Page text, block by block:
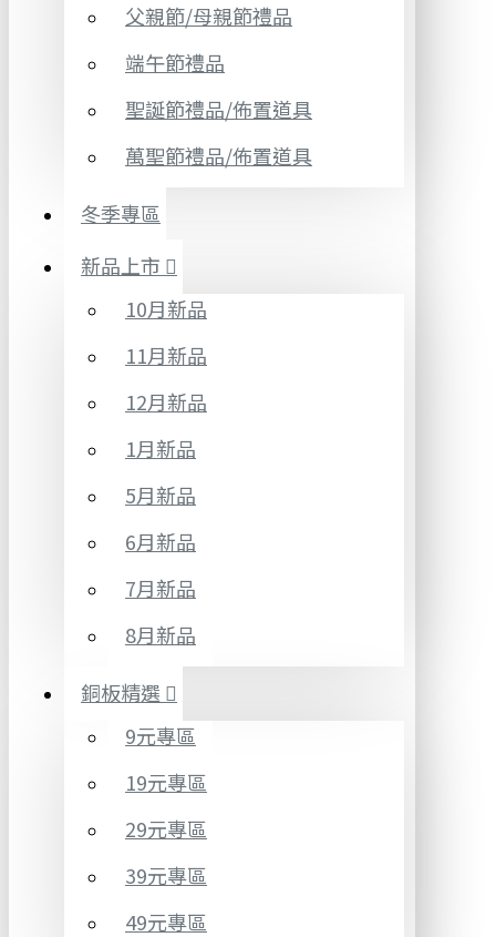
父親節/母親節禮品
端午節禮品
聖誕節禮品/佈置道具
萬聖節禮品/佈置道具
冬季專區
新品上市
10月新品
11月新品
12月新品
1月新品
5月新品
6月新品
7月新品
8月新品
銅板精選
9元專區
19元專區
29元專區
39元專區
49元專區